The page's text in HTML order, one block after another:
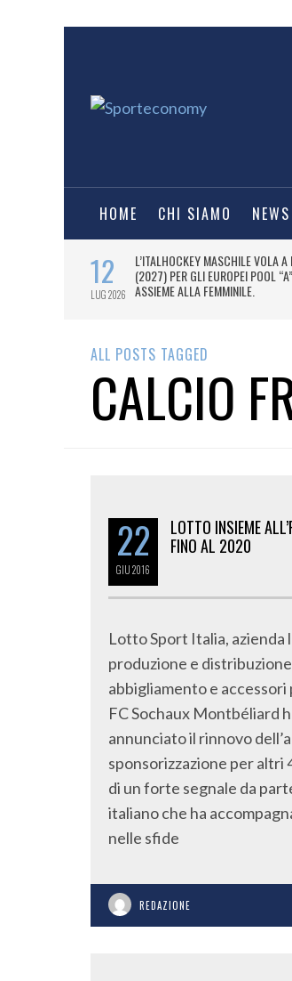
HOME CHI SIAMO NEWS
ALL POSTS TAGGED
CALCIO
22
GIU2016
LOTTO INSIEME
FINO AL 2020
Lotto Sport Italia, azienda
produzione e
abbigliamento e accessori
FC Sochaux Montbéliard
annunciato il rinnovo
sponsorizzazione per altri
di un forte segnale da
italiano che ha
nelle sfide
REDAZIONE